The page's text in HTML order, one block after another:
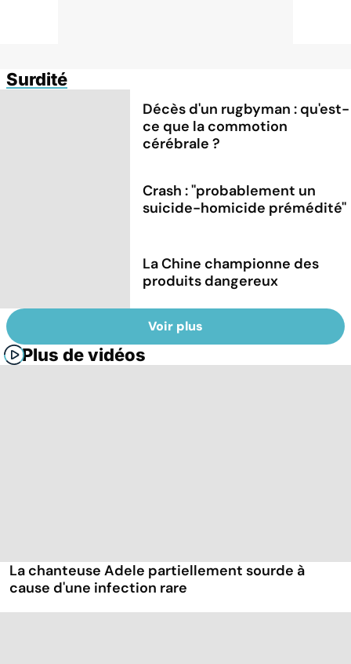
Surdité
Décès d'un rugbyman : qu'est-
ce que la commotion
cérébrale ?
Crash : ''probablement un
suicide-homicide prémédité''
La Chine championne des
produits dangereux
Voir plus
Plus de vidéos
La chanteuse Adele partiellement sourde à
cause d'une infection rare